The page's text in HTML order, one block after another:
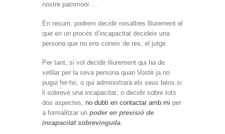
nostre patrimoni …
En resum, podrem decidir nosaltres lliurement el
que en un procés d’incapacitat decideix una
persona que no ens coneix de res, el jutge.
Per tant, si vol decidir lliurement qui ha de
vetllar per la seva persona quan Vostè ja no
pugui fer-ho, o qui administrarà els seus béns si
li sobrevé una incapacitat, o decidir sobre tots
dos aspectes, no dubti en contactar amb mi per
a formalitzar un poder en previsió de
incapacitat sobrevinguda.